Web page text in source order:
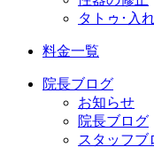
タトゥ･入
料金一覧
院長ブログ
お知らせ
院長ブログ
スタッフブ